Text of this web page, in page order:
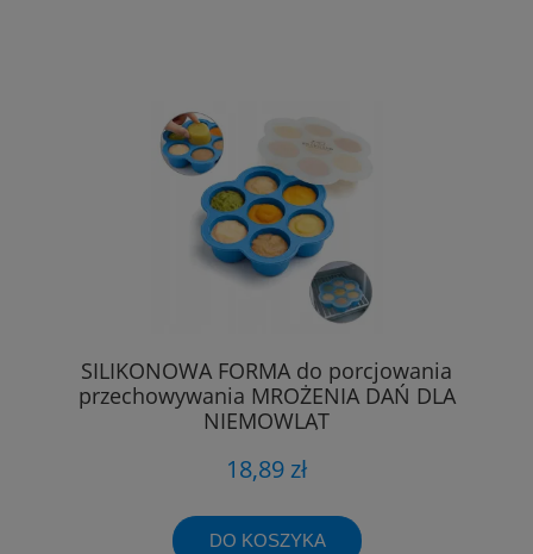
SILIKONOWA FORMA do porcjowania
przechowywania MROŻENIA DAŃ DLA
NIEMOWLĄT
18,89 zł
DO KOSZYKA